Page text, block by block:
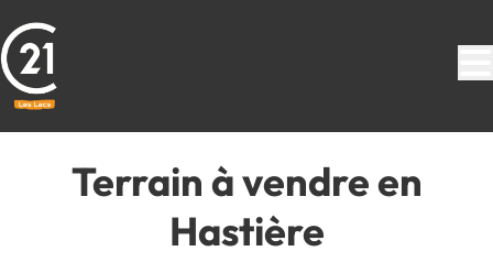
Terrain à vendre en
Hastière